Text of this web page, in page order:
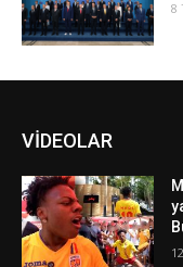
8
VİDEOLAR